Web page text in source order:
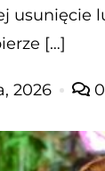
usunięcie
[…]
2026 0